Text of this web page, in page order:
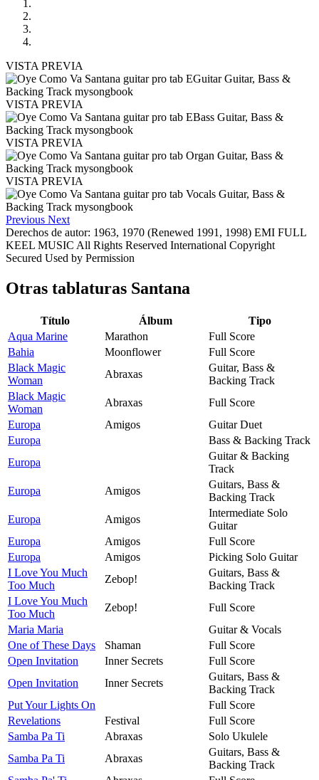
VISTA PREVIA
VISTA PREVIA
VISTA PREVIA
VISTA PREVIA
Previous Next
Derechos de autor: 1963, 1970 (Renewed 1991, 1998) EMI FULL
KEEL MUSIC All Rights Reserved International Copyright
Secured Used by Permission
Otras tablaturas Santana
Título Álbum
Tipo
Aqua Marine
Marathon
Full Score
Bahia
Moonflower
Full Score
Black Magic
Woman
Abraxas
Guitar, Bass &
Backing Track
Black Magic
Woman
Abraxas
Full Score
Europa
Amigos
Guitar Duet
Europa
Bass & Backing Track
Europa
Guitar & Backing
Track
Europa
Amigos
Guitars, Bass &
Backing Track
Europa
Amigos
Intermediate Solo
Guitar
Europa
Amigos
Full Score
Europa
Amigos
Picking Solo Guitar
I Love You Much
Too Much
Zebop!
Guitars, Bass &
Backing Track
I Love You Much
Too Much
Zebop!
Full Score
Maria Maria
Guitar & Vocals
One of These Days
Shaman
Full Score
Open Invitation
Inner Secrets
Full Score
Open Invitation
Inner Secrets
Guitars, Bass &
Backing Track
Put Your Lights On
Full Score
Revelations
Festival
Full Score
Samba Pa Ti
Abraxas
Solo Ukulele
Samba Pa Ti
Abraxas
Guitars, Bass &
Backing Track